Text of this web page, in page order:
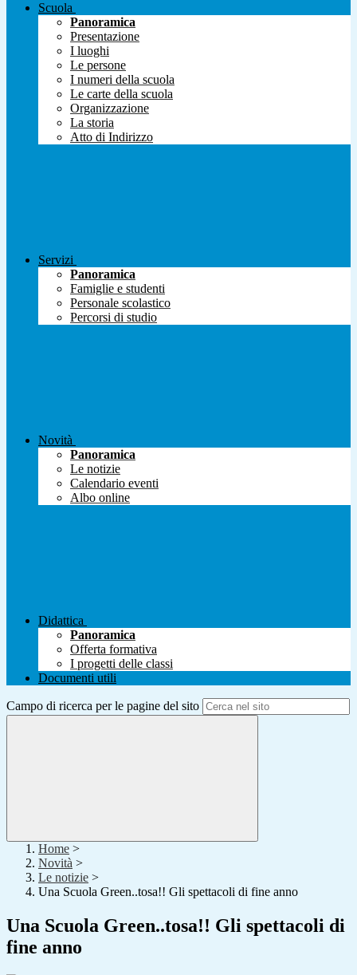
Scuola
Panoramica
Presentazione
I luoghi
Le persone
I numeri della scuola
Le carte della scuola
Organizzazione
La storia
Atto di Indirizzo
Servizi
Panoramica
Famiglie e studenti
Personale scolastico
Percorsi di studio
Novità
Panoramica
Le notizie
Calendario eventi
Albo online
Didattica
Panoramica
Offerta formativa
I progetti delle classi
Documenti utili
Campo di ricerca per le pagine del sito
Home >
Novità >
Le notizie >
Una Scuola Green..tosa!! Gli spettacoli di fine anno
Una Scuola Green..tosa!! Gli spettacoli di
fine anno